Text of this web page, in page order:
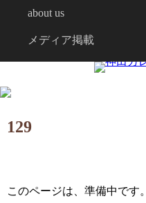
about us
メディア掲載
129
このページは、準備中です。